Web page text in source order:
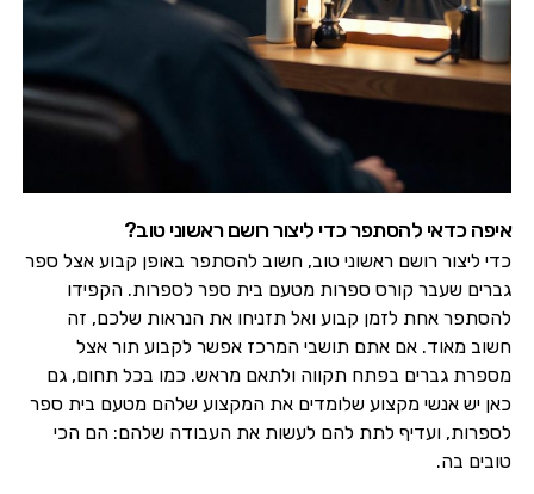
איפה כדאי להסתפר כדי ליצור רושם ראשוני טוב?
כדי ליצור רושם ראשוני טוב, חשוב להסתפר באופן קבוע אצל ספר
גברים שעבר קורס ספרות מטעם בית ספר לספרות. הקפידו
להסתפר אחת לזמן קבוע ואל תזניחו את הנראות שלכם, זה
חשוב מאוד. אם אתם תושבי המרכז אפשר לקבוע תור אצל
מספרת גברים בפתח תקווה ולתאם מראש. כמו בכל תחום, גם
כאן יש אנשי מקצוע שלומדים את המקצוע שלהם מטעם בית ספר
לספרות, ועדיף לתת להם לעשות את העבודה שלהם: הם הכי
טובים בה.